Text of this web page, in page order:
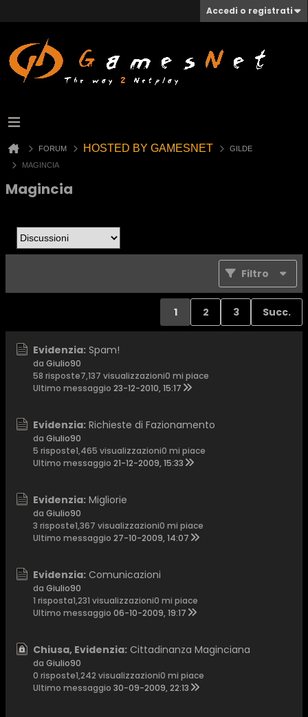
Accedi o registrati
FORUM HOSTED BY GAMESNET
GILDE
MAGINCIA
Magincia
Filtro
1 2 3 Succ.
Evidenzia: Spam!
da Giulio90
58 risposte7,137 visualizzazioni0 mi piace
Ultimo messaggio 23-12-2010, 15:17
Evidenzia: Richieste di Fazionamento
da Giulio90
5 risposte1,465 visualizzazioni0 mi piace
Ultimo messaggio 21-12-2009, 15:33
Evidenzia: Migliorie
da Giulio90
3 risposte1,367 visualizzazioni0 mi piace
Ultimo messaggio 27-10-2009, 14:07
Evidenzia: Comunicazioni
da Giulio90
1 risposta1,231 visualizzazioni0 mi piace
Ultimo messaggio 06-10-2009, 19:17
Chiusa, Evidenzia: Cittadinanza Maginciana
da Giulio90
0 risposte1,242 visualizzazioni0 mi piace
Ultimo messaggio 30-09-2009, 22:13